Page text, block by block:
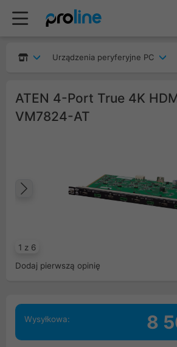
Urządzenia peryferyjne PC
ATEN 4-Port True 4K
VM7824-AT
1 z 6
Poprzedni
Dodaj pierwszą opinię
Wysyłkowa: 8